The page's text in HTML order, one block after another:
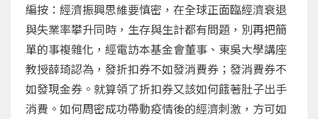
編按：經濟振興思維要慎密，在全球正面臨經濟衰退
與失業率攀升同時，生存與生計都有問題，別再把簡
單的事複雜化，經電訪本基金會董事、東吳大學講座
教授薛琦認為，發折扣券不如發消費券；發消費券不
如發現金券。就算領了折扣券又該如何餓著肚子出手
消費。如何周密成功帶動疫情後的經濟刺激，方可如